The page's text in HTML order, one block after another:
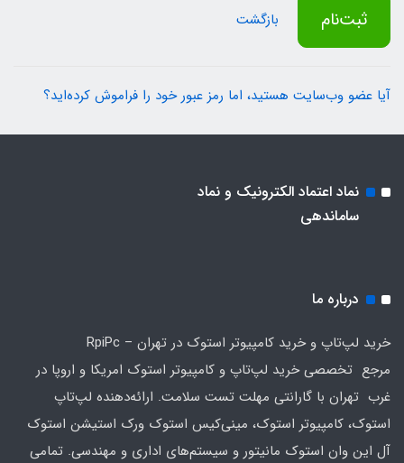
ثبت‌نام بازگشت
آیا عضو وب‌سایت هستید، اما رمز عبور خود را فراموش کرده‌اید؟
نماد اعتماد الکترونیک و نماد
ساماندهی
درباره ما
خرید لپ‌تاپ و خرید کامپیوتر استوک در تهران – RpiPc
مرجع تخصصی خرید لپ‌تاپ و کامپیوتر استوک امریکا و اروپا در
غرب تهران با گارانتی مهلت تست سلامت. ارائه‌دهنده لپ‌تاپ
استوک، کامپیوتر استوک، مینی‌کیس استوک ورک استیشن استوک
آل این وان استوک مانیتور و سیستم‌های اداری و مهندسی. تمامی